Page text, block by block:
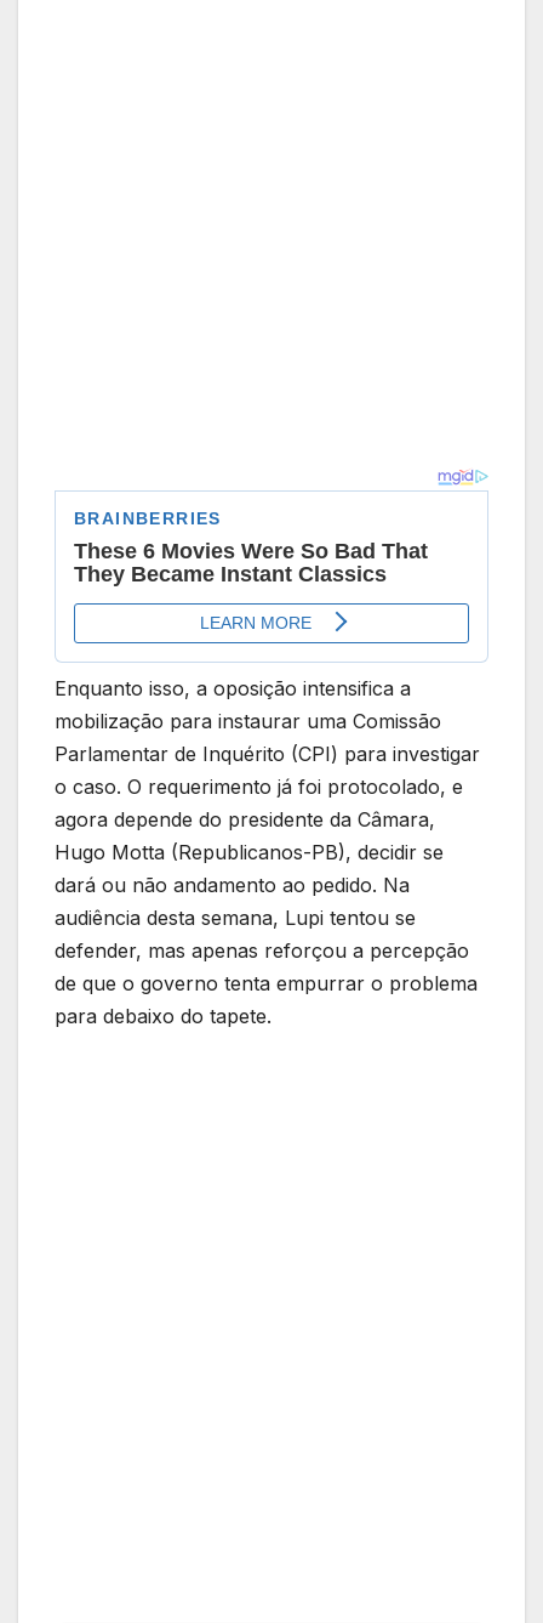
Enquanto isso, a oposição intensifica a
mobilização para instaurar uma Comissão
Parlamentar de Inquérito (CPI) para investigar
o caso. O requerimento já foi protocolado, e
agora depende do presidente da Câmara,
Hugo Motta (Republicanos-PB), decidir se
dará ou não andamento ao pedido. Na
audiência desta semana, Lupi tentou se
defender, mas apenas reforçou a percepção
de que o governo tenta empurrar o problema
para debaixo do tapete.